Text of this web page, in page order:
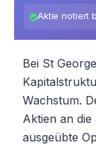
Aktie notiert
Bei St
Wachstum.
Aktien an
ausgeübte